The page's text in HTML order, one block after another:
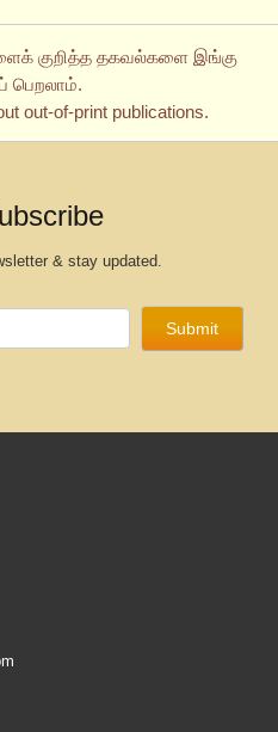
குறித்த தகவல்களை இங்கு
பெறலாம்.
out-of-print publications.
& stay updated.